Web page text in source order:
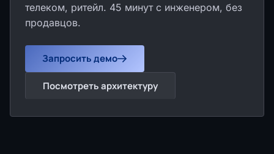
телеком, ритейл. 45 минут с инженером, без
продавцов.
Запросить демо
Посмотреть архитектуру